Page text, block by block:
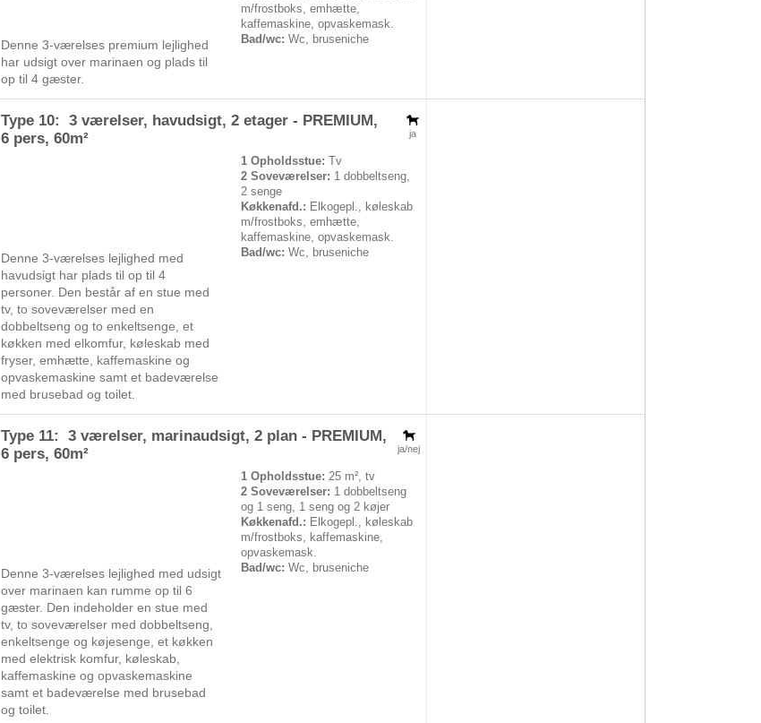
m/frostboks, emhætte,
kaffemaskine, opvaskemask.
Bad/wc: Wc, bruseniche
Denne 3-værelses premium lejlighed
har udsigt over marinaen og plads til
op til 4 gæster.
ja
Type 10: 3 værelser, havudsigt, 2 etager - PREMIUM,
6 pers, 60m²
1 Opholdsstue: Tv
2 Soveværelser: 1 dobbeltseng,
2 senge
Køkkenafd.: Elkogepl., køleskab
m/frostboks, emhætte,
kaffemaskine, opvaskemask.
Bad/wc: Wc, bruseniche
Denne 3-værelses lejlighed med
havudsigt har plads til op til 4
personer. Den består af en stue med
tv, to soveværelser med en
dobbeltseng og to enkeltsenge, et
køkken med elkomfur, køleskab med
fryser, emhætte, kaffemaskine og
opvaskemaskine samt et badeværelse
med brusebad og toilet.
ja/nej
Type 11: 3 værelser, marinaudsigt, 2 plan - PREMIUM,
6 pers, 60m²
1 Opholdsstue: 25 m², tv
2 Soveværelser: 1 dobbeltseng
og 1 seng, 1 seng og 2 køjer
Køkkenafd.: Elkogepl., køleskab
m/frostboks, kaffemaskine,
opvaskemask.
Bad/wc: Wc, bruseniche
Denne 3-værelses lejlighed med udsigt
over marinaen kan rumme op til 6
gæster. Den indeholder en stue med
tv, to soveværelser med dobbeltseng,
enkeltsenge og køjesenge, et køkken
med elektrisk komfur, køleskab,
kaffemaskine og opvaskemaskine
samt et badeværelse med brusebad
og toilet.